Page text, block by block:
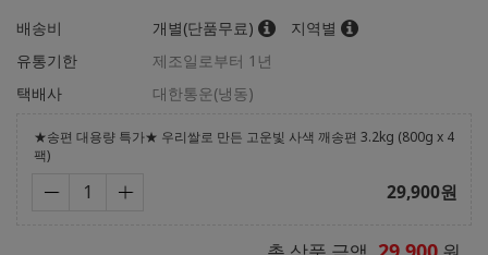
배송비 개별(단품무료)
지역별
유통기한
제조일로부터 1년
택배사
대한통운(냉동)
★송편 대용량 특가★ 우리쌀로 만든 고운빛 사색 깨송편 3.2kg (800g x 4
팩)
29,900원